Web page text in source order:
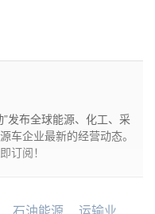
发布全球能源、化工、采
车企业最新的经营动态。
订阅！